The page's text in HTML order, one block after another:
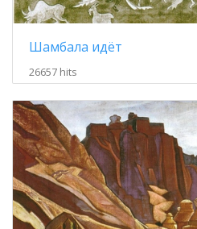
Шамбала идёт
26657 hits